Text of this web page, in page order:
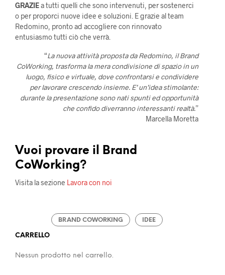
GRAZIEa tutti quelli che sono intervenuti, per sostenerci
o per proporci nuove idee e soluzioni. E grazie al team
Redomino, pronto ad accogliere con rinnovato
entusiasmo tutti ciò che verrà.
“La nuova attività proposta da Redomino, il Brand
CoWorking, trasforma la mera condivisione di spazio in un
luogo, fisico e virtuale, dove confrontarsi e condividere
per lavorare crescendo insieme. E’ un’idea stimolante:
durante la presentazione sono nati spunti ed opportunità
che confido diverranno interessanti realtà.”
Marcella Moretta
Vuoi provare il Brand
CoWorking?
Visita la sezione Lavora con noi
BRAND COWORKING IDEE
CARRELLO
Nessun prodotto nel carrello.